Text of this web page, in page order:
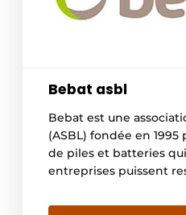
Bebat asbl
Bebat est une
(ASBL) fondée en
de piles et batteries
entreprises puissent
une nouvelle vie aux